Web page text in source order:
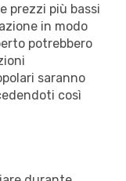
prezzi più bassi
in modo
potrebbero
saranno
così